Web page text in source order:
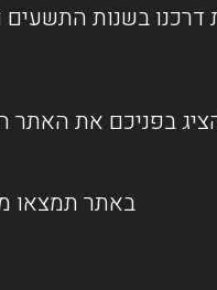
בשנות
בפניכם את האתר
באתר תמצאו